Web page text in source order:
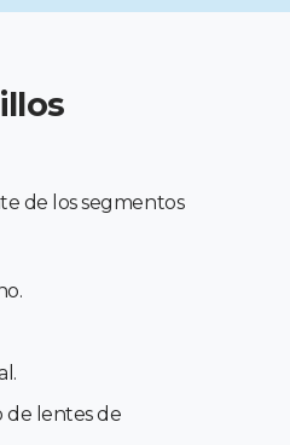
de los segmentos
de lentes de